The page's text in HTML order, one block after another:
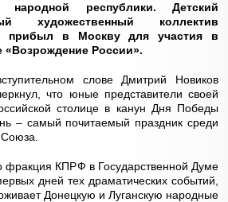
народной республики. Детский
художественный коллектив
прибыл в Москву для участия в
«Возрождение России».
слове Дмитрий Новиков
что юные представители своей
столице в канун Дня Победы
– самый почитаемый праздник среди
фракция КПРФ в Государственной Думе
дней тех драматических событий,
Донецкую и Луганскую народные